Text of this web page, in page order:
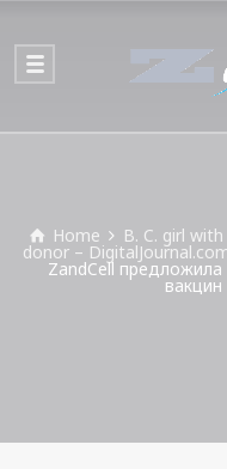
Home B. C. girl
donor –
ZandCell